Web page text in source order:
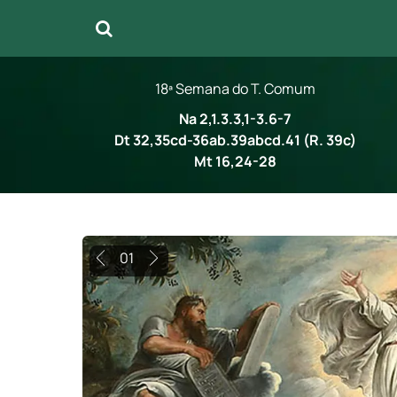
18ª Semana do T. Comum
Na 2,1.3.3,1-3.6-7
Dt 32,35cd-36ab.39abcd.41 (R. 39c)
Mt 16,24-28
02